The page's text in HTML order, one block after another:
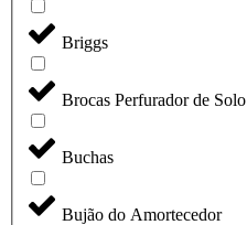
Briggs
Brocas Perfurador de Solo
Buchas
Bujão do Amortecedor